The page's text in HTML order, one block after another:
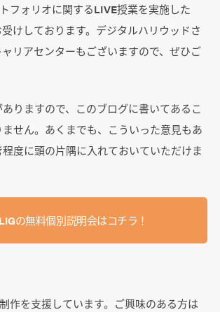
フォリオに関するLIVE授業を実施した
けしております。デジタルハリウッドさ
リアセンターもございますので、ぜひご
りますので、このブログに書いてあるこ
せん。あくまでも、こういった意見もあ
度に頭の片隅に入れておいていただけま
の無料個別説明会はコチラ！
作を支援しています。ご興味のある方は